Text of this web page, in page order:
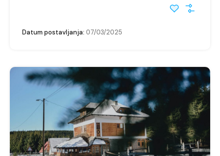
Datum postavljanja: 07/03/2025